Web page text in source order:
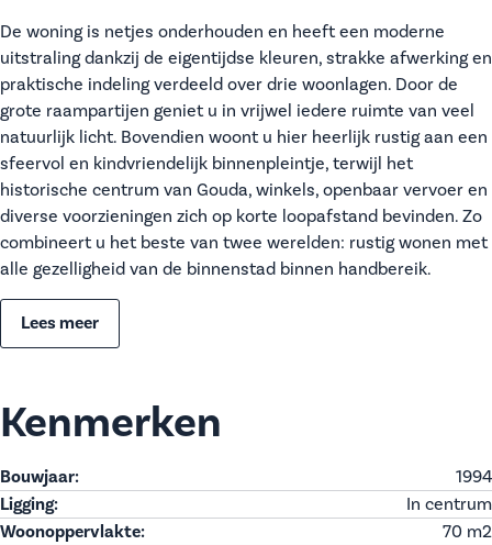
De woning is netjes onderhouden en heeft een moderne
uitstraling dankzij de eigentijdse kleuren, strakke afwerking en
praktische indeling verdeeld over drie woonlagen. Door de
grote raampartijen geniet u in vrijwel iedere ruimte van veel
natuurlijk licht. Bovendien woont u hier heerlijk rustig aan een
sfeervol en kindvriendelijk binnenpleintje, terwijl het
historische centrum van Gouda, winkels, openbaar vervoer en
diverse voorzieningen zich op korte loopafstand bevinden. Zo
combineert u het beste van twee werelden: rustig wonen met
alle gezelligheid van de binnenstad binnen handbereik.
Lees meer
Kenmerken
Bouwjaar:
1994
Ligging:
In centrum
Woonoppervlakte:
70 m2